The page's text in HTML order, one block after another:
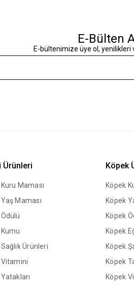
E-Bülten
E-bültenimize üye ol, yenilikleri
Ürünleri
Maması
Maması
Ürünleri
Vitamini
Köpek
Köpek
Köpek
Köpek
Köpek
Köpek
Köpek
Köpek